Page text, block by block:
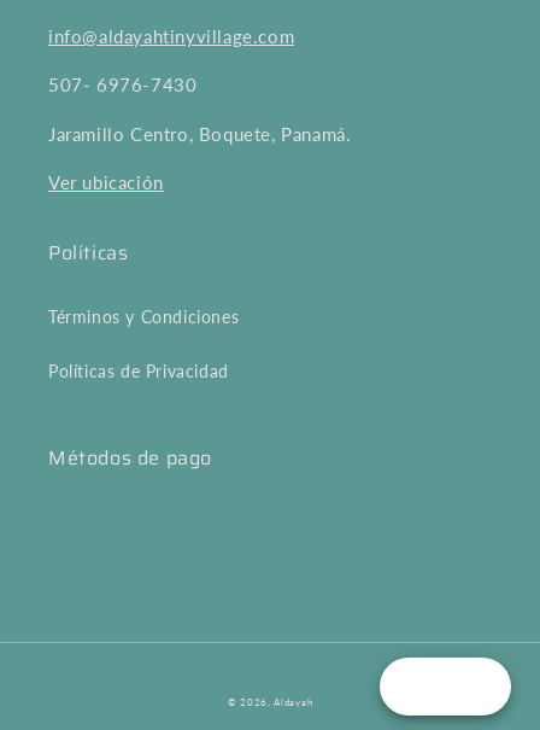
info@aldayahtinyvillage.com
507- 6976-7430
Jaramillo Centro, Boquete, Panamá.
Ver ubicación
Políticas
Términos y Condiciones
Políticas de Privacidad
Métodos de pago
© 2026,Aldayah